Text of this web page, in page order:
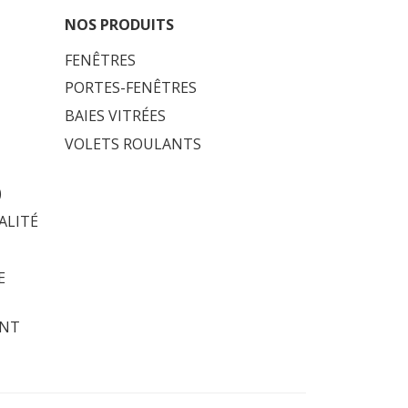
NOS PRODUITS
FENÊTRES
PORTES-FENÊTRES
BAIES VITRÉES
VOLETS ROULANTS